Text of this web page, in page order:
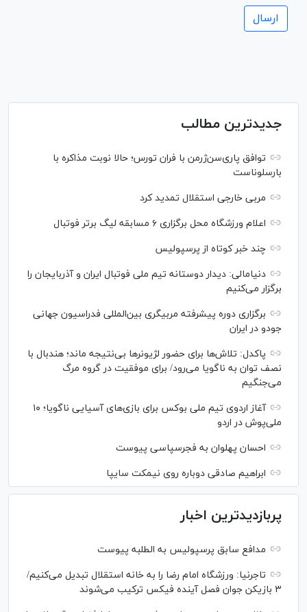
جدیدترین مطالب
توافق پاری‌سن‌ژرمن با فران تورس؛ حالا نوبت مذاکره با
بارسلوناست
مربی خارجی استقلال تمدید کرد
اعلام ورزشگاه محل برگزاری ۶ مسابقه لیگ برتر فوتبال
چند خبر کوتاه از پرسپولیس
دنیامالی: دیدار دوستانه تیم ملی فوتبال ایران و آذربایجان را
برگزار می‌کنیم
برگزاری دوره پیشرفته مربیگری بین‌المللی فدراسیون جهانی
جودو در ایران
پاکدل: تلاش‌ها برای حضور لژیونر‌ها بی‌نتیجه ماند؛ هندبال با
نصف توان به ناگویا می‌رود/ برای موفقیت در گروه مرگ
می‌جنگیم
آغاز اردوی تیم ملی بوکس برای بازی‌های آسیایی ناگویا؛ ۱۰
ملی‌پوش در اردو
احسان پهلوان به فجرسپاسی پیوست
ابراهیم صادقی دوباره روی نیمکت سایپا
پربازدیدترین اخبار
مدافع سابق پرسپولیس به الطلبه پیوست
تاجرنیا: ورزشگاه امام رضا را به خانه استقلال تبدیل می‌کنیم/
۳ بازیکن جوان فصل آینده فیکس ترکیب می‌شوند